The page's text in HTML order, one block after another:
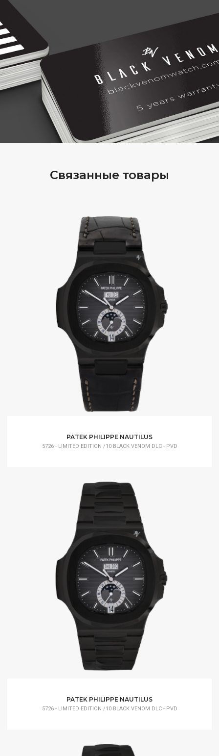
Связанные товары
PATEK PHILIPPE NAUTILUS
5726 - LIMITED EDITION /10 BLACK VENOM DLC - PVD
PATEK PHILIPPE NAUTILUS
5726 - LIMITED EDITION /10 BLACK VENOM DLC - PVD